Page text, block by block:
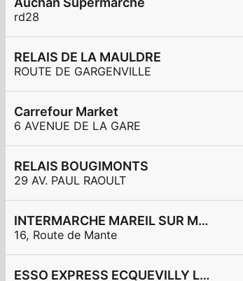
rd28
RELAIS DE LA MAULDRE
ROUTE DE GARGENVILLE
Carrefour Market
6 AVENUE DE LA GARE
RELAIS BOUGIMONTS
29 AV. PAUL RAOULT
INTERMARCHE MAREIL SUR MAULDRE
16, Route de Mante
ESSO EXPRESS ECQUEVILLY LA CHAMOISERIE